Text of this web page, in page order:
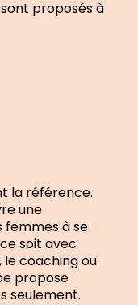
proposés à
la référence.
une
femmes à se
soit avec
le coaching ou
propose
seulement.